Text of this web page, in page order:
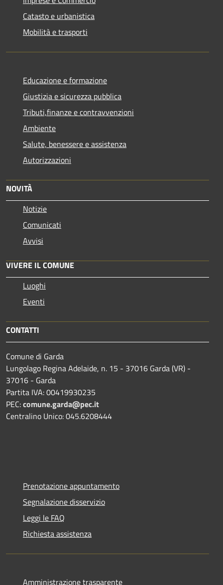
Catasto e urbanistica
Mobilità e trasporti
Educazione e formazione
Giustizia e sicurezza pubblica
Tributi,finanze e contravvenzioni
Ambiente
Salute, benessere e assistenza
Autorizzazioni
NOVITÀ
Notizie
Comunicati
Avvisi
VIVERE IL COMUNE
Luoghi
Eventi
CONTATTI
Comune di Garda
Lungolago Regina Adelaide, n. 15 - 37016 Garda (VR) -
37016 - Garda
Partita IVA: 00419930235
PEC:comune.garda@pec.it
Centralino Unico: 045.6208444
Prenotazione appuntamento
Segnalazione disservizio
Leggi le FAQ
Richiesta assistenza
Amministrazione trasparente